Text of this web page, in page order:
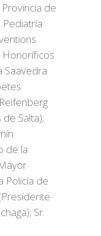
de
Pediatría
Saavedra
Salta);
de la
Policía de
Sr.